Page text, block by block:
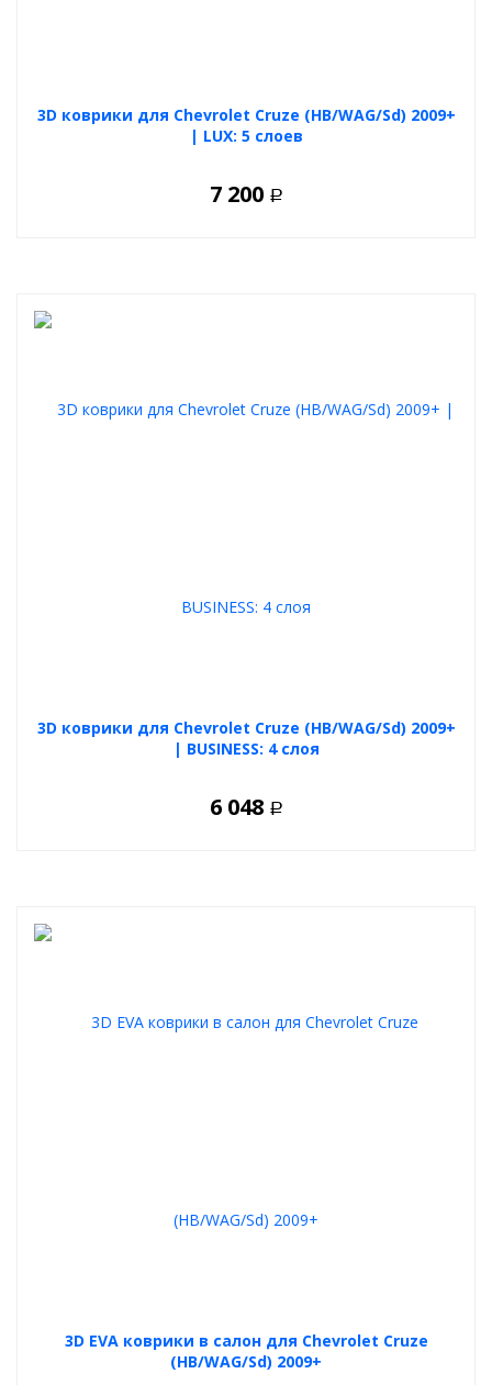
3D коврики для Chevrolet Cruze (HB/WAG/Sd) 2009+
| LUX: 5 слоев
7 200 Р
3D коврики для Chevrolet Cruze (HB/WAG/Sd) 2009+
| BUSINESS: 4 слоя
6 048 Р
3D EVA коврики в салон для Chevrolet Cruze
(HB/WAG/Sd) 2009+